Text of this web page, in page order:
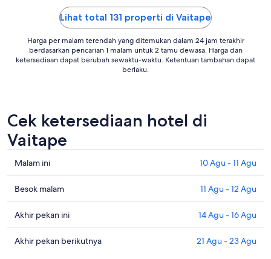
Lihat total 131 properti di Vaitape
Harga per malam terendah yang ditemukan dalam 24 jam terakhir
berdasarkan pencarian 1 malam untuk 2 tamu dewasa. Harga dan
ketersediaan dapat berubah sewaktu-waktu. Ketentuan tambahan dapat
berlaku.
Cek ketersediaan hotel di
Vaitape
Cek
harga
di
Vaitape
untuk
malam
ini,
Malam ini 10 Agu - 11 Agu
Cek
harga
di
Vaitape
untuk
Besok malam 11 Agu - 12 Agu
Cek
harga
di
Akhir pekan ini 14 Agu - 16 Agu
Cek
Akhir pekan berikutnya 21 Agu - 23 Agu